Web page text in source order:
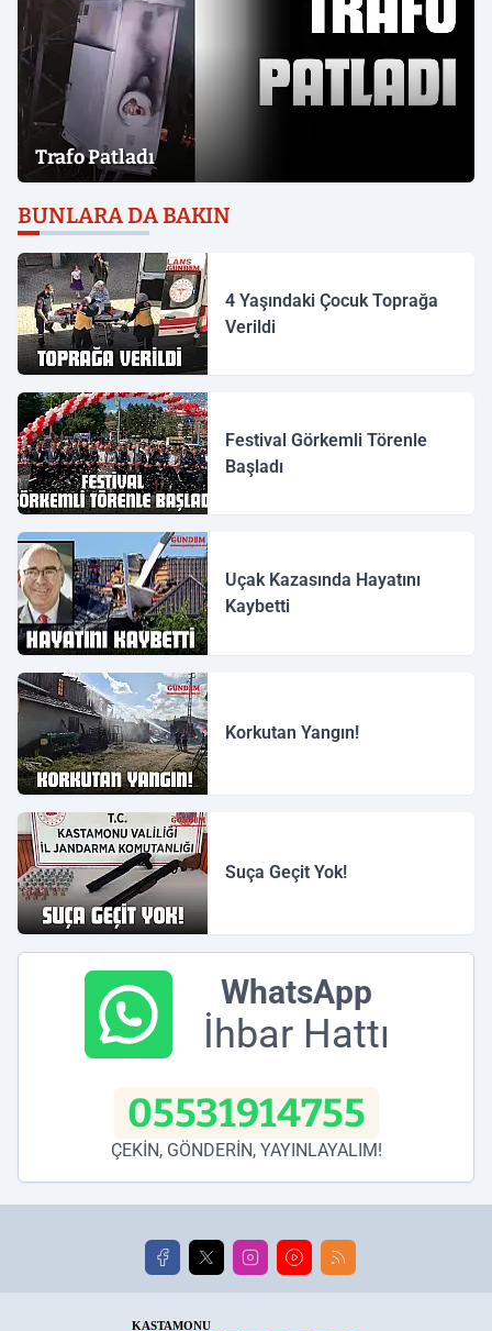
Trafo Patladı
BUNLARA DA BAKIN
4 Yaşındaki Çocuk Toprağa
Verildi
Festival Görkemli Törenle
Başladı
Uçak Kazasında Hayatını
Kaybetti
Korkutan Yangın!
Suça Geçit Yok!
WhatsApp
İhbar Hattı
05531914755
ÇEKİN, GÖNDERİN, YAYINLAYALIM!